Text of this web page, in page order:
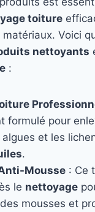
toiture
Voici
nettoyants
:
formulé pour
algues et les
.
Mousse : Ce
le nettoyage
mousses et